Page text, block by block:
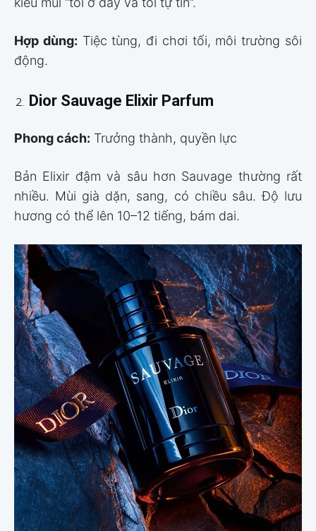
Hợp dùng: Tiệc tùng, đi chơi tối, môi trường sôi
động.
Dior Sauvage Elixir Parfum
Phong cách: Trưởng thành, quyền lực
Bản Elixir đậm và sâu hơn Sauvage thường rất
nhiều. Mùi già dặn, sang, có chiều sâu. Độ lưu
hương có thể lên 10–12 tiếng, bám dai.